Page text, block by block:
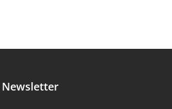
Newsletter